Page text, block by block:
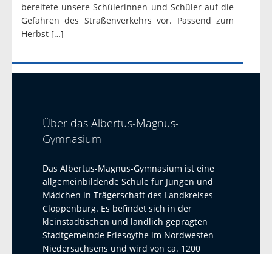
bereitete unsere Schülerinnen und Schüler auf die
Gefahren des Straßenverkehrs vor. Passend zum
Herbst […]
Über das Albertus-Magnus-
Gymnasium
Das Albertus-Magnus-Gymnasium ist eine
allgemeinbildende Schule für Jungen und
Mädchen in Trägerschaft des Landkreises
Cloppenburg. Es befindet sich in der
kleinstädtischen und ländlich geprägten
Stadtgemeinde Friesoythe im Nordwesten
Niedersachsens und wird von ca. 1200